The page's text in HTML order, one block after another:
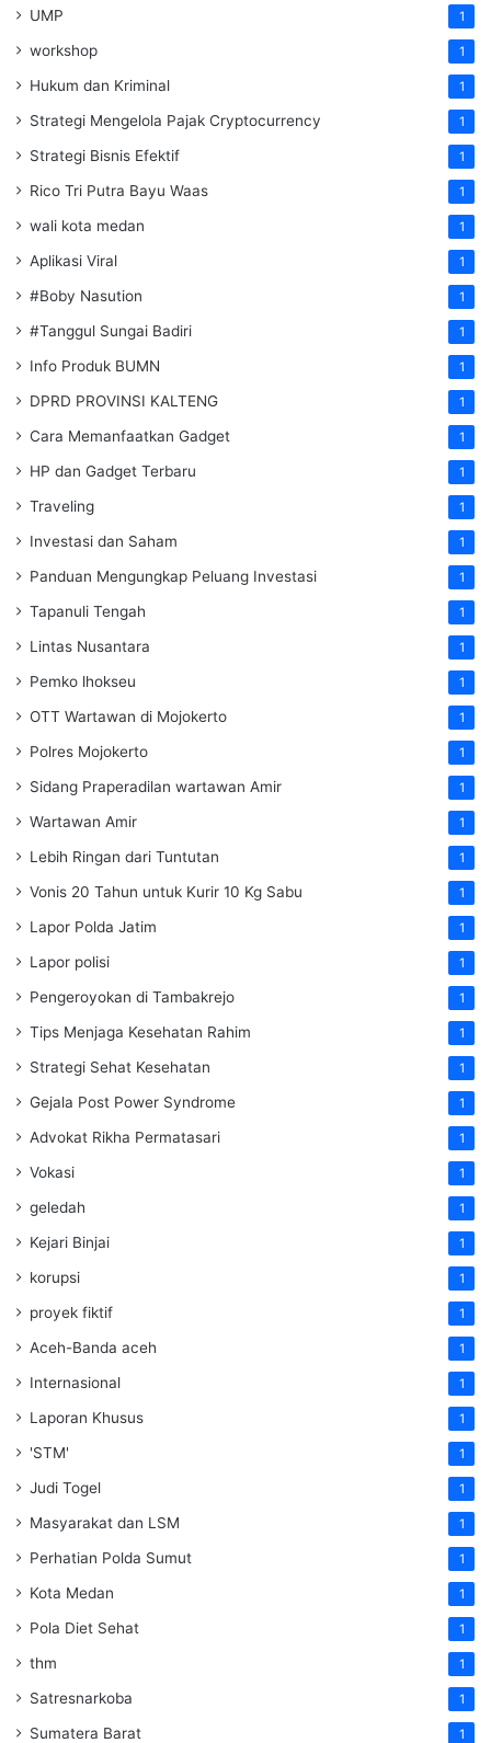
UMP 1
workshop 1
Hukum dan Kriminal 1
Strategi Mengelola Pajak Cryptocurrency 1
Strategi Bisnis Efektif 1
Rico Tri Putra Bayu Waas 1
wali kota medan 1
Aplikasi Viral 1
#Boby Nasution 1
#Tanggul Sungai Badiri 1
Info Produk BUMN 1
DPRD PROVINSI KALTENG 1
Cara Memanfaatkan Gadget 1
HP dan Gadget Terbaru 1
Traveling 1
Investasi dan Saham 1
Panduan Mengungkap Peluang Investasi 1
Tapanuli Tengah 1
Lintas Nusantara 1
Pemko lhokseu 1
OTT Wartawan di Mojokerto 1
Polres Mojokerto 1
Sidang Praperadilan wartawan Amir 1
Wartawan Amir 1
Lebih Ringan dari Tuntutan 1
Vonis 20 Tahun untuk Kurir 10 Kg Sabu 1
Lapor Polda Jatim 1
Lapor polisi 1
Pengeroyokan di Tambakrejo 1
Tips Menjaga Kesehatan Rahim 1
Strategi Sehat Kesehatan 1
Gejala Post Power Syndrome 1
Advokat Rikha Permatasari 1
Vokasi 1
geledah 1
Kejari Binjai 1
korupsi 1
proyek fiktif 1
Aceh-Banda aceh 1
Internasional 1
Laporan Khusus 1
'STM' 1
Judi Togel 1
Masyarakat dan LSM 1
Perhatian Polda Sumut 1
Kota Medan 1
Pola Diet Sehat 1
thm 1
Satresnarkoba 1
Sumatera Barat 1